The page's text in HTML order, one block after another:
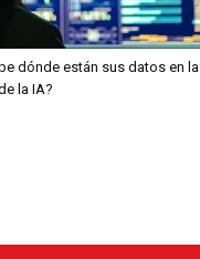
dónde están sus datos en la
la IA?